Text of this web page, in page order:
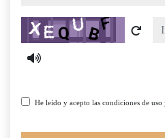
Captcha
He leído y acepto las condiciones de uso